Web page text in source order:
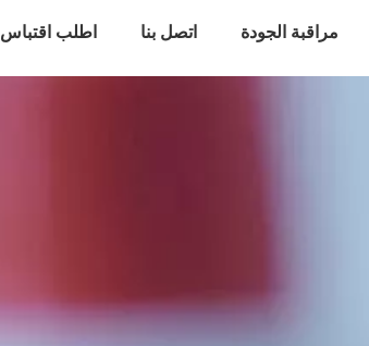
مراقبة الجودة اتصل بنا اطلب اقتباس